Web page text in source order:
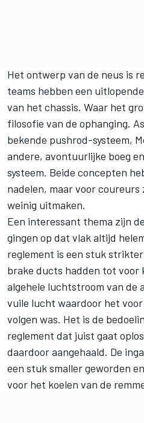
Het ontwerp van de neus is
teams hebben een
van het chassis. Waar het
filosofie van de ophanging.
bekende pushrod-systeem,
andere, avontuurlijke boeg
systeem. Beide concepten
nadelen, maar voor
weinig uitmaken.
Een interessant thema zijn
gingen op dat vlak altijd
reglement is een stuk
brake ducts hadden tot voor
algehele luchtstroom van de
vuile lucht waardoor het voor
volgen was. Het is de
reglement dat juist gaat
daardoor aangehaald. De
een stuk smaller geworden
voor het koelen van de